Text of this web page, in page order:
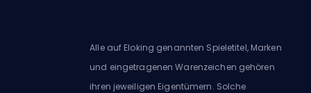
Alle auf Eloking genannten Spieletitel, Marken
und eingetragenen Warenzeichen gehören
ihren jeweiligen Eigentümern. Solche